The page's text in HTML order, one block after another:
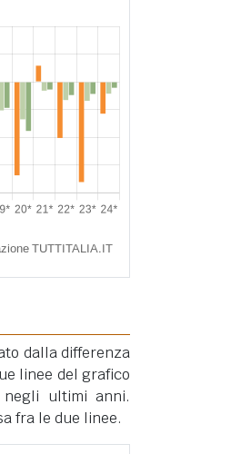
dalla differenza
linee del grafico
negli ultimi anni.
fra le due linee.